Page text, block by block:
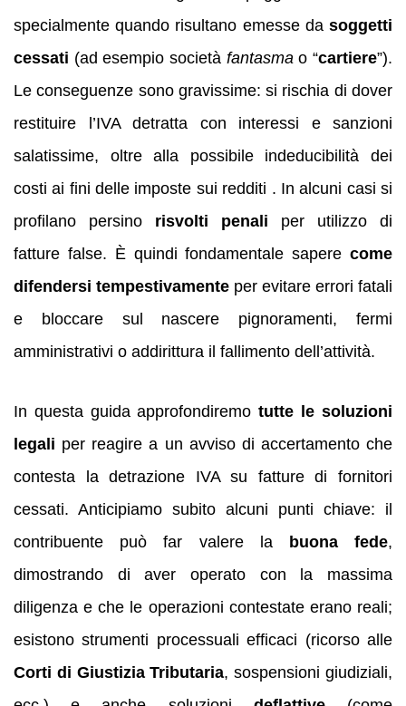
specialmente quando risultano emesse da soggetti
cessati (ad esempio società fantasma o “cartiere”).
Le conseguenze sono gravissime: si rischia di dover
restituire l’IVA detratta con interessi e sanzioni
salatissime, oltre alla possibile indeducibilità dei
costi ai fini delle imposte sui redditi . In alcuni casi si
profilano persino risvolti penali per utilizzo di
fatture false. È quindi fondamentale sapere come
difendersi tempestivamente per evitare errori fatali
e bloccare sul nascere pignoramenti, fermi
amministrativi o addirittura il fallimento dell’attività.
In questa guida approfondiremotutte le soluzioni
legali per reagire a un avviso di accertamento che
contesta la detrazione IVA su fatture di fornitori
cessati. Anticipiamo subito alcuni punti chiave: il
contribuente può far valere la
buona fede,
dimostrando di aver operato con la massima
diligenza e che le operazioni contestate erano reali;
esistono strumenti processuali efficaci (ricorso alle
Corti di Giustizia Tributaria, sospensioni giudiziali,